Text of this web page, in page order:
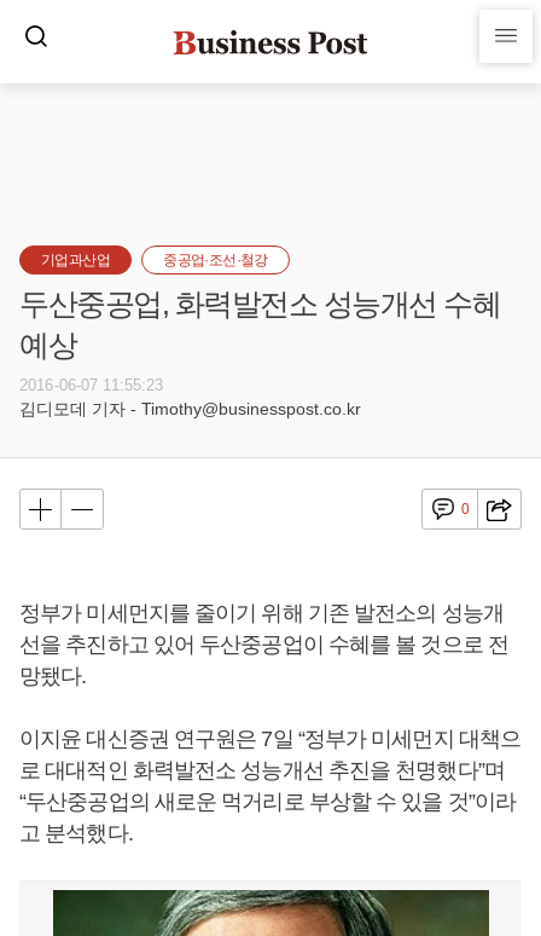
기업과산업 중공업·조선·철강
두산중공업, 화력발전소 성능개선 수혜
예상
2016-06-07 11:55:23
김디모데 기자 - Timothy@businesspost.co.kr
0
정부가 미세먼지를 줄이기 위해 기존 발전소의 성능개
선을 추진하고 있어 두산중공업이 수혜를 볼 것으로 전
망됐다.
이지윤 대신증권 연구원은 7일 “정부가 미세먼지 대책으
로 대대적인 화력발전소 성능개선 추진을 천명했다”며
“두산중공업의 새로운 먹거리로 부상할 수 있을 것”이라
고 분석했다.